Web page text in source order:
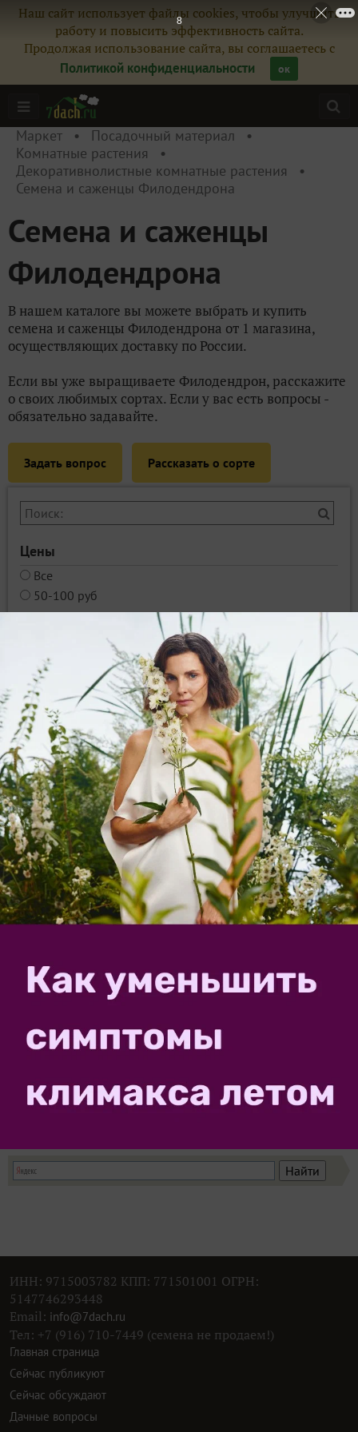
Наш сайт использует файлы cookies, чтобы улучшить
работу и повысить эффективность сайта.
Продолжая использование сайта, вы соглашаетесь с
Политикой конфиденциальности
ок
Маркет
Посадочный материал
Комнатные растения
Декоративнолистные комнатные растения
Семена и саженцы Филодендрона
Семена и саженцы
Филодендрона
В нашем каталоге вы можете выбрать и купить
семена и саженцы Филодендрона от 1 магазина,
осуществляющих доставку по России.
Если вы уже выращиваете Филодендрон, расскажите
о своих любимых сортах. Если у вас есть вопросы -
обязательно задавайте.
Задать вопрос Рассказать о сорте
Цены
Все
50-100 руб
Поиск
Смотрите также
Аспарагус
Бегония
Бокарнея
Дизиготека
Камнеломка
Кипарисовик
Колеус
Фатсия
Филодендрон селло
74 руб
ИНН: 9715003782 КПП: 771501001 ОГРН:
5147746293448
Email: info@7dach.ru
Тел: +7 (916) 710-7449 (семена не продаем!)
Главная страница
Сейчас публикуют
Сейчас обсуждают
Дачные вопросы
8